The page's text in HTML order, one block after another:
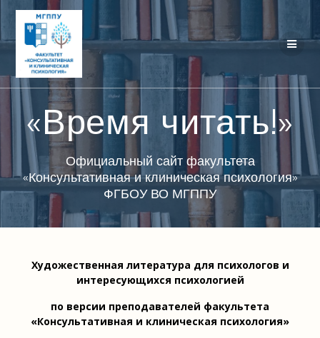
Перейти
контенту
«Время читать!»
Официальный сайт факультета
«Консультативная и клиническая психология»
ФГБОУ ВО МГППУ
Художественная литература для психологов и
интересующихся психологией
по версии преподавателей факультета
«Консультативная и клиническая психология»